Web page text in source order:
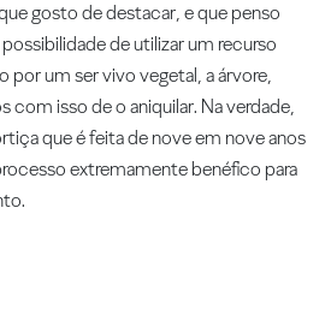
gosto de destacar, e que penso
de utilizar um recurso
por um ser vivo vegetal, a árvore,
com isso de o aniquilar. Na verdade,
que é feita de nove em nove anos
extremamente benéfico para